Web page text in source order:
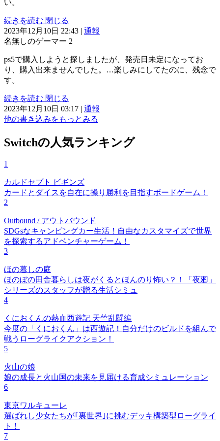
い。
続きを読む 閉じる
2023年12月10日 22:43 | 通報
名無しのゲーマー 2
ps5で購入しようと探しましたが、発売日未定になってお
り、購入出来ませんでした。…楽しみにしてたのに、残念で
す。
続きを読む 閉じる
2023年12月10日 03:17 | 通報
他の書き込みをもっとみる
Switchの人気ランキング
1
カルドセプト ビギンズ
カードとダイスを自在に操り勝利を目指すボードゲーム！
2
Outbound / アウトバウンド
SDGsなキャンピングカー生活！自由なカスタマイズで世界
を探索するアドベンチャーゲーム！
3
ほの暮しの庭
ほのぼの田舎暮らしは夜がくるとほんのり怖い？！「夜廻」
シリーズのスタッフが贈る生活シミュ
4
くにおくんの熱血西遊記 天竺乱闘編
今度の「くにおくん」は西遊記！自分だけのビルドを組んで
戦うローグライクアクション！
5
火山の娘
娘の成長と火山国の未来を見届ける育成シミュレーション
6
東京ワルキューレ
選ばれし少女たちが｢裏世界｣に挑むデッキ構築型ローグライ
ト！
7